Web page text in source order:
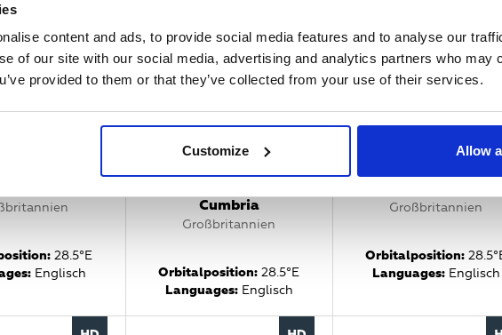
content and ads, to provide social media features and to analyse our
of our site with our social media, advertising and analytics partners who may
provided to them or that they’ve collected from your use of their services.
Customize Allow
Englisch
Languages:Englisch Orbitalposition:
Languages:Englisch
28.5°E
Englisch
Cumbria
Großbritannien
Orbitalposition: 28.5°E
Languages:Englisch
Großbritannien
Orbitalposition:
Languages:Englisch